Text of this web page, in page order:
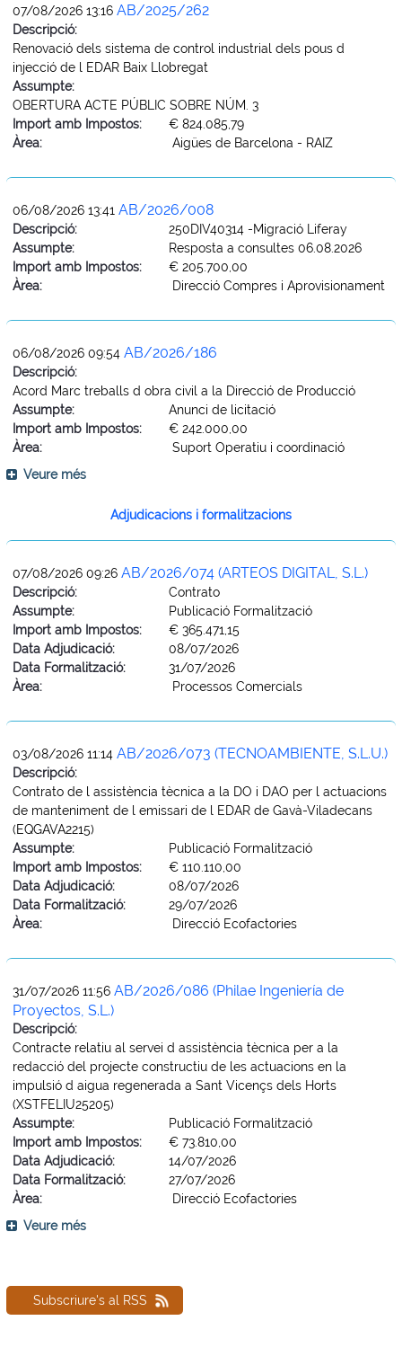
07/08/2026 13:16 AB/2025/262
Descripció:
Renovació dels sistema de control industrial dels pous d
injecció de l EDAR Baix Llobregat
Assumpte:
OBERTURA ACTE PÚBLIC SOBRE NÚM. 3
Import amb Impostos:
€ 824.085,79
Àrea:
Aigües de Barcelona - RAIZ
06/08/2026 13:41 AB/2026/008
Descripció:
250DIV40314 -Migració Liferay
Assumpte:
Resposta a consultes 06.08.2026
Import amb Impostos:
€ 205.700,00
Àrea:
Direcció Compres i Aprovisionament
06/08/2026 09:54 AB/2026/186
Descripció:
Acord Marc treballs d obra civil a la Direcció de Producció
Assumpte:
Anunci de licitació
Import amb Impostos:
€ 242.000,00
Àrea:
Suport Operatiu i coordinació
Veure més
Adjudicacions i formalitzacions
07/08/2026 09:26 AB/2026/074 (ARTEOS DIGITAL, S.L.)
Descripció:
Contrato
Assumpte:
Publicació Formalització
Import amb Impostos:
€ 365.471,15
Data Adjudicació:
08/07/2026
Data Formalització:
31/07/2026
Àrea:
Processos Comercials
03/08/2026 11:14 AB/2026/073 (TECNOAMBIENTE, S.L.U.)
Descripció:
Contrato de l assistència tècnica a la DO i DAO per l actuacions
de manteniment de l emissari de l EDAR de Gavà-Viladecans
(EQGAVA2215)
Assumpte:
Publicació Formalització
Import amb Impostos:
€ 110.110,00
Data Adjudicació:
08/07/2026
Data Formalització:
29/07/2026
Àrea:
Direcció Ecofactories
31/07/2026 11:56 AB/2026/086 (Philae Ingeniería de
Proyectos, S.L.)
Descripció:
Contracte relatiu al servei d assistència tècnica per a la
redacció del projecte constructiu de les actuacions en la
impulsió d aigua regenerada a Sant Vicençs dels Horts
(XSTFELIU25205)
Assumpte:
Publicació Formalització
Import amb Impostos:
€ 73.810,00
Data Adjudicació:
14/07/2026
Data Formalització:
27/07/2026
Àrea:
Direcció Ecofactories
Veure més
Subscriure's al RSS